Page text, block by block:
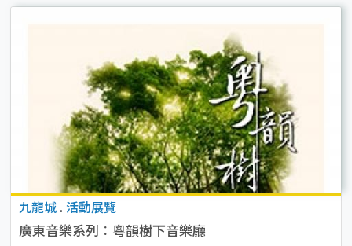
九龍城 . 活動展覽
廣東音樂系列︰粵韻樹下音樂廳